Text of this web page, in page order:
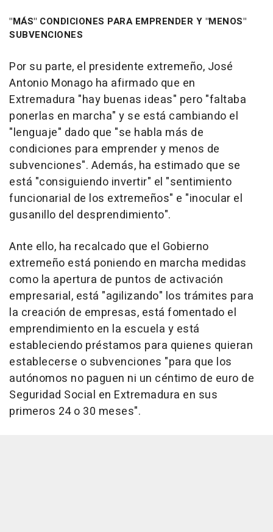
"MÁS" CONDICIONES PARA EMPRENDER Y "MENOS"
SUBVENCIONES
Por su parte, el presidente extremeño, José
Antonio Monago ha afirmado que en
Extremadura "hay buenas ideas" pero "faltaba
ponerlas en marcha" y se está cambiando el
"lenguaje" dado que "se habla más de
condiciones para emprender y menos de
subvenciones". Además, ha estimado que se
está "consiguiendo invertir" el "sentimiento
funcionarial de los extremeños" e "inocular el
gusanillo del desprendimiento".
Ante ello, ha recalcado que el Gobierno
extremeño está poniendo en marcha medidas
como la apertura de puntos de activación
empresarial, está "agilizando" los trámites para
la creación de empresas, está fomentado el
emprendimiento en la escuela y está
estableciendo préstamos para quienes quieran
establecerse o subvenciones "para que los
autónomos no paguen ni un céntimo de euro de
Seguridad Social en Extremadura en sus
primeros 24 o 30 meses".